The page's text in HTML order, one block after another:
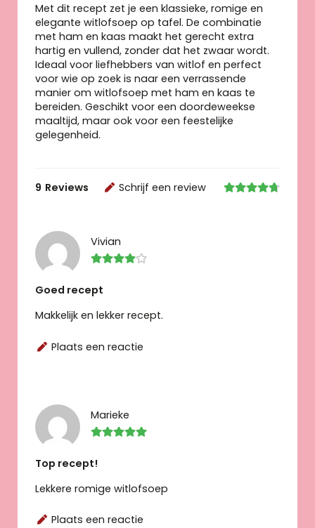
Met dit recept zet je een klassieke, romige en
elegante witlofsoep op tafel. De combinatie
met ham en kaas maakt het gerecht extra
hartig en vullend, zonder dat het zwaar wordt.
Ideaal voor liefhebbers van witlof en perfect
voor wie op zoek is naar een verrassende
manier om witlofsoep met ham en kaas te
bereiden. Geschikt voor een doordeweekse
maaltijd, maar ook voor een feestelijke
gelegenheid.
9 Reviews Schrijf een review
Vivian
Goed recept
Makkelijk en lekker recept.
Plaats een reactie
Marieke
Top recept!
Lekkere romige witlofsoep
Plaats een reactie